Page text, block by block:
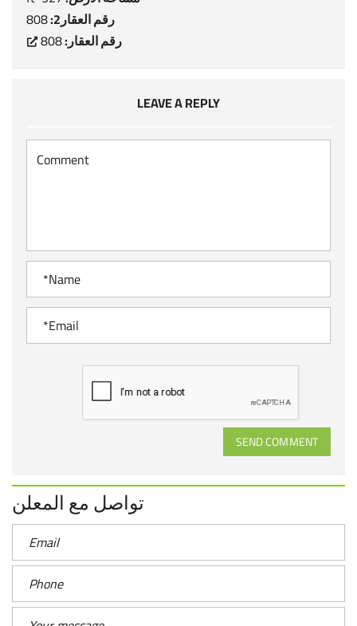
رقم العقار2: 808
رقم العقار:808
LEAVE A REPLY
SEND COMMENT
تواصل مع المعلن